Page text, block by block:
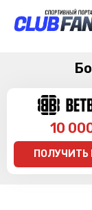
10
ПОЛУЧИТЬ